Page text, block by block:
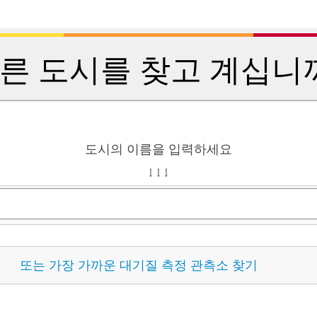
도시를 찾고 계십니
도시의 이름을 입력하세요
↓ ↓ ↓
또는 가장 가까운 대기질 측정 관측소 찾기